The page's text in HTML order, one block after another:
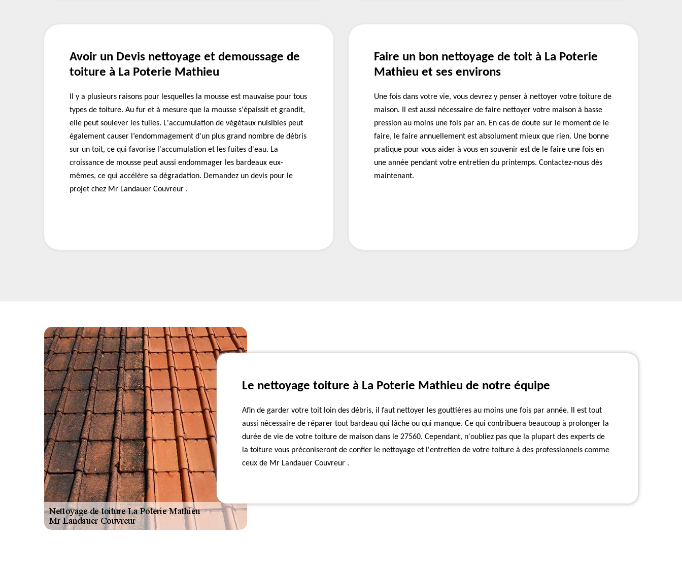
Avoir un Devis nettoyage et demoussage de
toiture à La Poterie Mathieu
Il y a plusieurs raisons pour lesquelles la mousse est mauvaise pour tous
types de toiture. Au fur et à mesure que la mousse s'épaissit et grandit,
elle peut soulever les tuiles. L'accumulation de végétaux nuisibles peut
également causer l’endommagement d'un plus grand nombre de débris
sur un toit, ce qui favorise l'accumulation et les fuites d'eau. La
croissance de mousse peut aussi endommager les bardeaux eux-
mêmes, ce qui accélère sa dégradation. Demandez un devis pour le
projet chez Mr Landauer Couvreur .
Faire un bon nettoyage de toit à La Poterie
Mathieu et ses environs
Une fois dans votre vie, vous devrez y penser à nettoyer votre toiture de
maison. Il est aussi nécessaire de faire nettoyer votre maison à basse
pression au moins une fois par an. En cas de doute sur le moment de le
faire, le faire annuellement est absolument mieux que rien. Une bonne
pratique pour vous aider à vous en souvenir est de le faire une fois en
une année pendant votre entretien du printemps. Contactez-nous dès
maintenant.
Le nettoyage toiture à La Poterie Mathieu de notre équipe
Afin de garder votre toit loin des débris, il faut nettoyer les gouttières au moins une fois par année. Il est tout
aussi nécessaire de réparer tout bardeau qui lâche ou qui manque. Ce qui contribuera beaucoup à prolonger la
durée de vie de votre toiture de maison dans le 27560. Cependant, n'oubliez pas que la plupart des experts de
la toiture vous préconiseront de confier le nettoyage et l'entretien de votre toiture à des professionnels comme
ceux de Mr Landauer Couvreur .